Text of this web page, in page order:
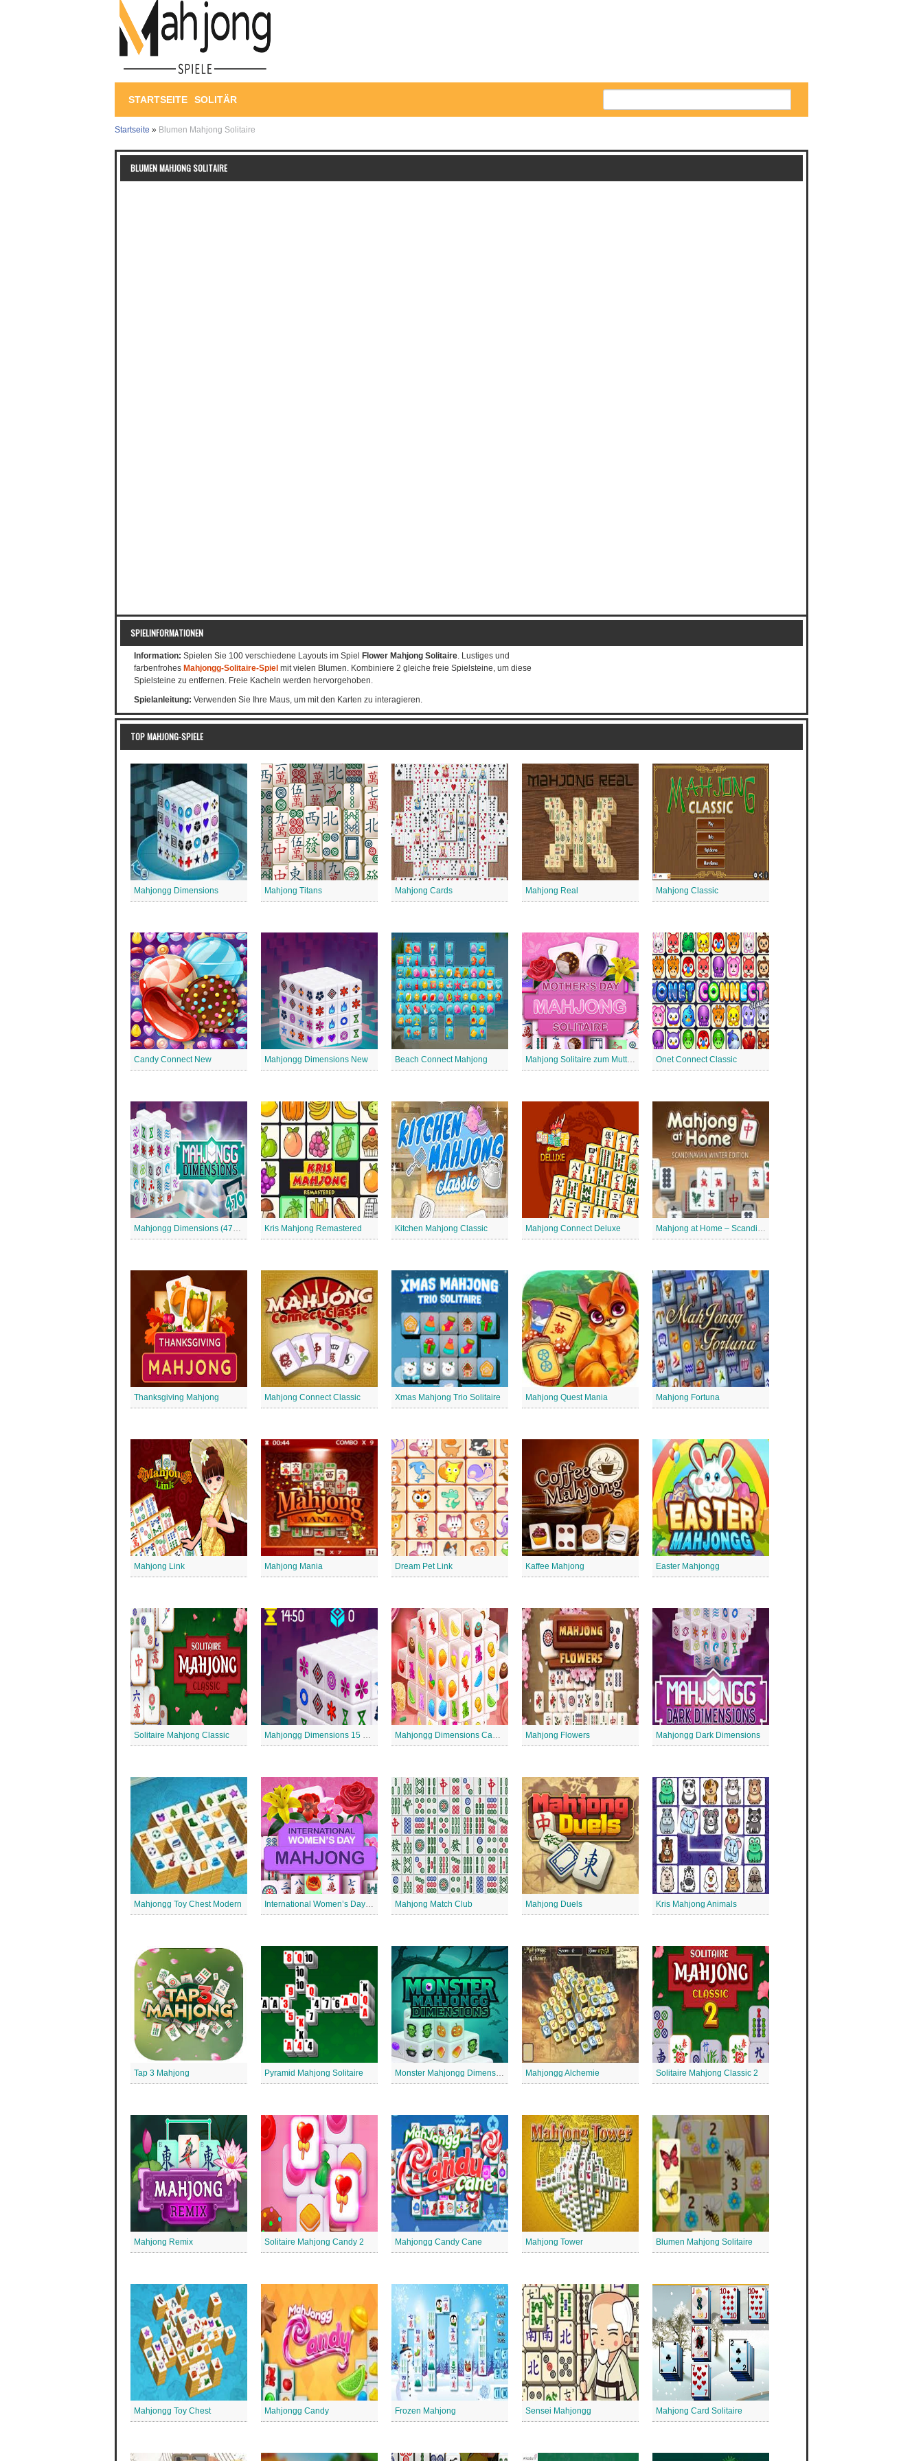
STARTSEITE SOLITÄR
Startseite » Blumen Mahjong Solitaire
BLUMEN MAHJONG SOLITAIRE
SPIELINFORMATIONEN
Information: Spielen Sie 100 verschiedene Layouts im Spiel Flower Mahjong Solitaire. Lustiges und
farbenfrohes Mahjongg-Solitaire-Spiel mit vielen Blumen. Kombiniere 2 gleiche freie Spielsteine, um diese
Spielsteine zu entfernen. Freie Kacheln werden hervorgehoben.
Spielanleitung: Verwenden Sie Ihre Maus, um mit den Karten zu interagieren.
TOP MAHJONG-SPIELE
Mahjongg Dimensions Mahjong Titans Mahjong Cards Mahjong Real Mahjong Classic
Candy Connect New Mahjongg Dimensions New Beach Connect Mahjong Mahjong Solitaire zum Muttertag Onet Connect Classic
Mahjongg Dimensions (470 Sekunden) Kris Mahjong Remastered Kitchen Mahjong Classic Mahjong Connect Deluxe Mahjong at Home – Scandinavian Mahjong
Thanksgiving Mahjong Mahjong Connect Classic Xmas Mahjong Trio Solitaire Mahjong Quest Mania Mahjong Fortuna
Mahjong Link Mahjong Mania Dream Pet Link Kaffee Mahjong Easter Mahjongg
Solitaire Mahjong Classic Mahjongg Dimensions 15 Minuten Mahjongg Dimensions Candy 640 Sekunden Mahjong Flowers Mahjongg Dark Dimensions
Mahjongg Toy Chest Modern International Women’s Day Mahjong Mahjong Match Club Mahjong Duels Kris Mahjong Animals
Tap 3 Mahjong Pyramid Mahjong Solitaire Monster Mahjongg Dimensions Mahjongg Alchemie Solitaire Mahjong Classic 2
Mahjong Remix Solitaire Mahjong Candy 2 Mahjongg Candy Cane Mahjong Tower Blumen Mahjong Solitaire
Mahjongg Toy Chest Mahjongg Candy Frozen Mahjong Sensei Mahjongg Mahjong Card Solitaire